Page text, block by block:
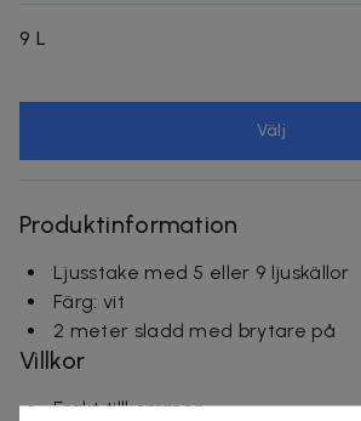
9 L
Välj
Produktinformation
Ljusstake med 5 eller 9 ljuskällor
Färg: vit
2 meter sladd med brytare på
Villkor
Frakt tillkommer